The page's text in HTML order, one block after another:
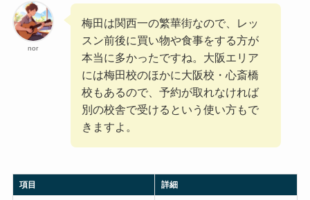
nor
梅田は関西一の繁華街なので、レッ
スン前後に買い物や食事をする方が
本当に多かったですね。大阪エリア
には梅田校のほかに大阪校・心斎橋
校もあるので、予約が取れなければ
別の校舎で受けるという使い方もで
きますよ。
項目 詳細